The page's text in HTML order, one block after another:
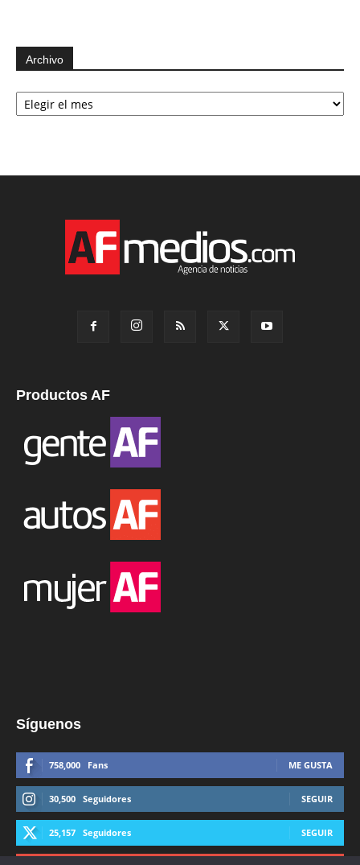
Archivo
Archivo
Productos AF
Síguenos
758,000 Fans ME GUSTA
30,500 Seguidores SEGUIR
25,157 Seguidores SEGUIR